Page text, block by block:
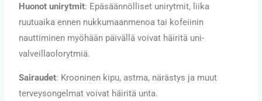
Huonot unirytmit: Epäsäännölliset unirytmit, liika
ruutuaika ennen nukkumaanmenoa tai kofeiinin
nauttiminen myöhään päivällä voivat häiritä uni-
valveillaolorytmiä.
Sairaudet: Krooninen kipu, astma, närästys ja muut
terveysongelmat voivat häiritä unta.